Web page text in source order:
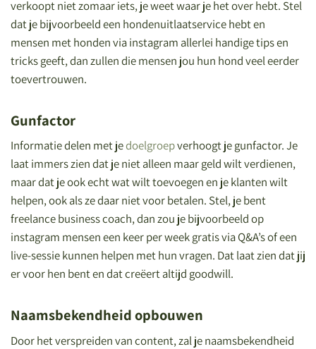
verkoopt niet zomaar iets, je weet waar je het over hebt. Stel
dat je bijvoorbeeld een hondenuitlaatservice hebt en
mensen met honden via instagram allerlei handige tips en
tricks geeft, dan zullen die mensen jou hun hond veel eerder
toevertrouwen.
Gunfactor
Informatie delen met jedoelgroepverhoogt je gunfactor. Je
laat immers zien dat je niet alleen maar geld wilt verdienen,
maar dat je ook echt wat wilt toevoegen en je klanten wilt
helpen, ook als ze daar niet voor betalen. Stel, je bent
freelance business coach, dan zou je bijvoorbeeld op
instagram mensen een keer per week gratis via Q&A’s of een
live-sessie kunnen helpen met hun vragen. Dat laat zien dat jij
er voor hen bent en dat creëert altijd goodwill.
Naamsbekendheid opbouwen
Door het verspreiden van content, zal je naamsbekendheid